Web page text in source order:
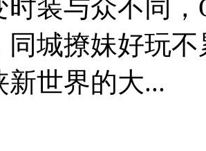
时装与众不同
同城撩妹好玩
新世界的大...